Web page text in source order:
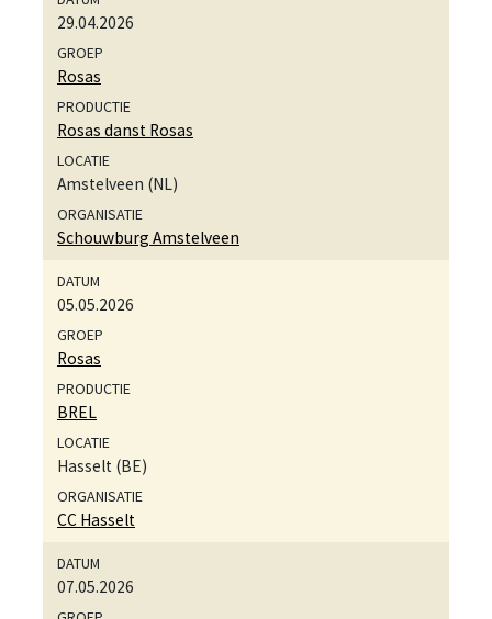
29.04.2026
Rosas
Rosas danst Rosas
Amstelveen (NL)
Schouwburg Amstelveen
05.05.2026
Rosas
BREL
Hasselt (BE)
CC Hasselt
07.05.2026